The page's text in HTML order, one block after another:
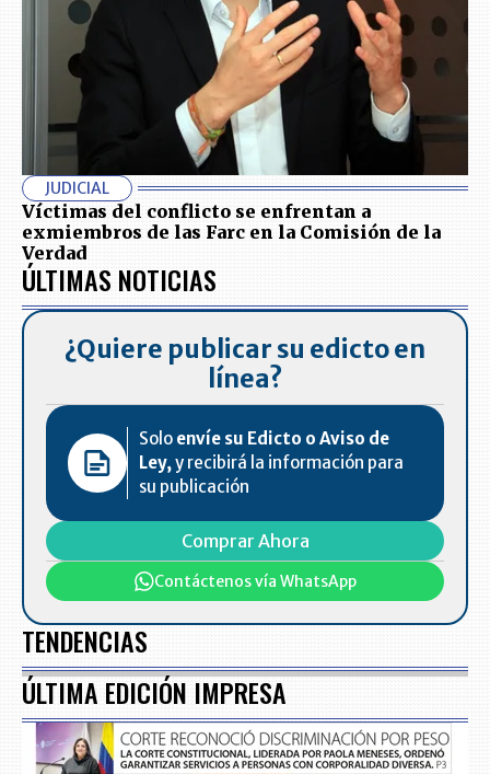
JUDICIAL
Víctimas del conflicto se enfrentan a
exmiembros de las Farc en la Comisión de la
Verdad
ÚLTIMAS NOTICIAS
¿Quiere publicar su edicto en
línea?
Solo envíe su Edicto o Aviso de
Ley,y recibirá la información para
su publicación
Comprar Ahora
Contáctenos vía WhatsApp
TENDENCIAS
ÚLTIMA EDICIÓN IMPRESA